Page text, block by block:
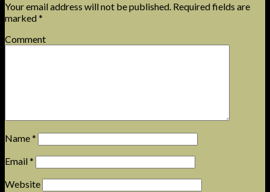
Your email address will not be published. Required fields are
marked*
Comment
Name*
Email*
Website